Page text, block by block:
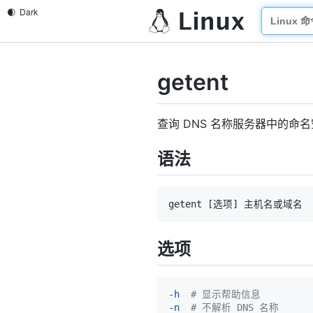
getent
查询 DNS 名称服务器中的命
语法
getent [选项]
选项
-h
# 显示帮助信息
-n
# 不解析 DNS 名称